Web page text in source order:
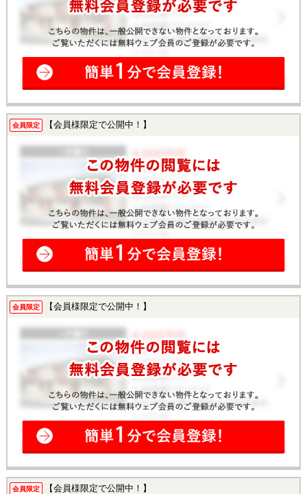
会員限定 【会員様限定で公開中！】
会員限定 【会員様限定で公開中！】
会員限定 【会員様限定で公開中！】